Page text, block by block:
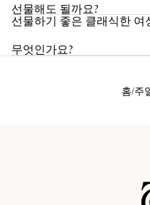
선물해도 될까요?
선물하기 좋은 클래식한 여
무엇인가요?
홈 주